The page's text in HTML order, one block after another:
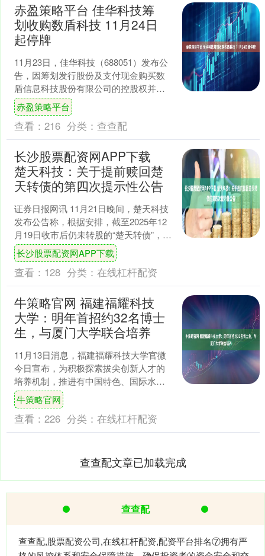
赤盈策略平台 佳华科技筹
划收购数盾科技 11月24日
起停牌
11月23日，佳华科技（688051）发布公
告，因筹划发行股份及支付现金购买数
盾信息科技股份有限公司的控股权并募
集配套资金事项，公司相关证券自2025
年11月2....
赤盈策略平台
查看： 216 分类： 查查配
长沙股票配资网APP下载
楚天科技：关于提前赎回楚
天转债的第四次提示性公告
证券日报网讯 11月21日晚间，楚天科技
发布公告称，根据安排，截至2025年12
月19日收市后仍未转股的“楚天转债”，将
被强制赎回，本次赎回完成后，“楚天转
债”....
长沙股票配资网APP下载
查看： 128 分类： 在线杠杆配资
牛策略官网 福建福耀科技
大学：明年首招约32名博士
生，与厦门大学联合培养
11月13日消息，福建福耀科技大学官微
今日宣布，为积极探索拔尖创新人才的
培养机制，推进有中国特色、国际水平
的高层次人才培养新体系建设，在教育
部的支持下，福建福耀....
牛策略官网
查看： 226 分类： 在线杠杆配资
查查配文章已加载完成
查查配
查查配,股票配资公司,在线杠杆配资,配资平台排名⑦拥有严